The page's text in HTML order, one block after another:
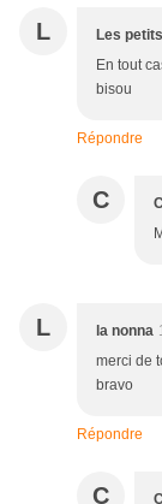
L Les
En tout
bisou
Répondre
C
L la nonna
merci de
bravo
Répondre
C